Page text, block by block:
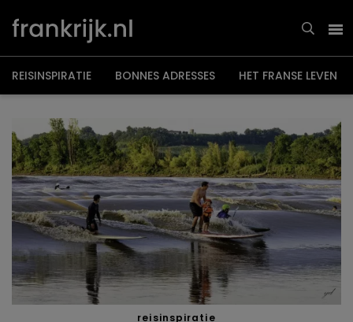
naar
inhoud
REISINSPIRATIE BONNES ADRESSES HET FRANSE LEVEN
reisinspiratie